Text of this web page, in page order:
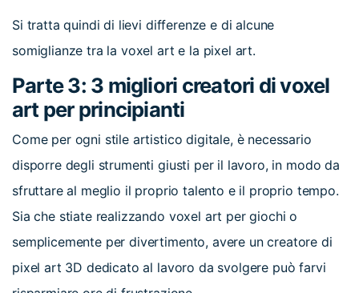
Si tratta quindi di lievi differenze e di alcune
somiglianze tra la voxel art e la pixel art.
Parte 3: 3 migliori creatori di voxel
art per principianti
Come per ogni stile artistico digitale, è necessario
disporre degli strumenti giusti per il lavoro, in modo da
sfruttare al meglio il proprio talento e il proprio tempo.
Sia che stiate realizzando voxel art per giochi o
semplicemente per divertimento, avere un creatore di
pixel art 3D dedicato al lavoro da svolgere può farvi